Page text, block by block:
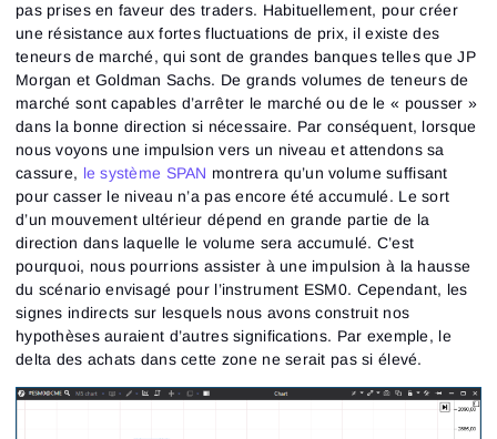
pas prises en faveur des traders. Habituellement, pour créer
une résistance aux fortes fluctuations de prix, il existe des
teneurs de marché, qui sont de grandes banques telles que JP
Morgan et Goldman Sachs. De grands volumes de teneurs de
marché sont capables d’arrêter le marché ou de le « pousser »
dans la bonne direction si nécessaire. Par conséquent, lorsque
nous voyons une impulsion vers un niveau et attendons sa
cassure, le système SPAN montrera qu’un volume suffisant
pour casser le niveau n’a pas encore été accumulé. Le sort
d’un mouvement ultérieur dépend en grande partie de la
direction dans laquelle le volume sera accumulé. C’est
pourquoi, nous pourrions assister à une impulsion à la hausse
du scénario envisagé pour l’instrument ESM0. Cependant, les
signes indirects sur lesquels nous avons construit nos
hypothèses auraient d’autres significations. Par exemple, le
delta des achats dans cette zone ne serait pas si élevé.